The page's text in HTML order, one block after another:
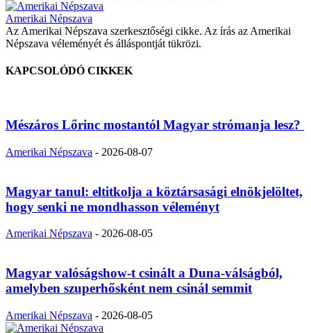
Amerikai Népszava
Az Amerikai Népszava szerkesztőségi cikke. Az írás az Amerikai
Népszava véleményét és álláspontját tükrözi.
KAPCSOLÓDÓ CIKKEK
Mészáros Lőrinc mostantól Magyar strómanja lesz?
Amerikai Népszava - 2026-08-07
Magyar tanul: eltitkolja a köztársasági elnökjelöltet,
hogy senki ne mondhasson véleményt
Amerikai Népszava - 2026-08-05
Magyar valóságshow-t csinált a Duna-válságból,
amelyben szuperhősként nem csinál semmit
Amerikai Népszava - 2026-08-05